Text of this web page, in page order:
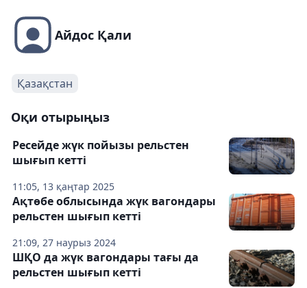
Айдос Қали
Қазақстан
Оқи отырыңыз
11:05, 13 қаңтар 2025
Ресейде жүк пойызы рельстен
шығып кетті
21:09, 27 наурыз 2024
Ақтөбе облысында жүк вагондары
рельстен шығып кетті
ШҚО да жүк вагондары тағы да
рельстен шығып кетті